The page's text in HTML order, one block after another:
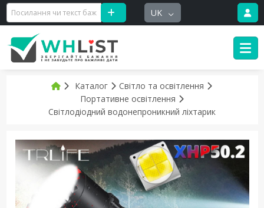
UK
Каталог
Світло та освітлення
Портативне освітлення
Світлодіодний водонепроникний ліхтарик